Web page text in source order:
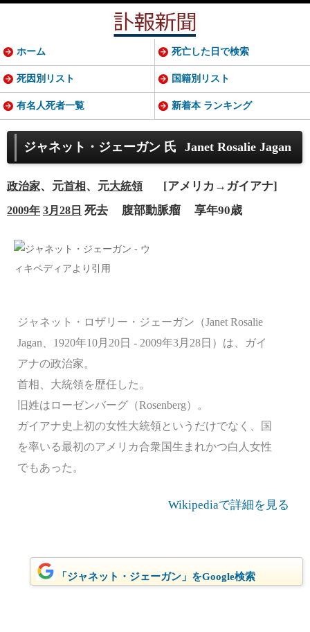
ジャネット・ジェーガン 氏 Janet Rosalie Jagan
政治家、元首相、元大統領 [アメリカ→ガイアナ]
2009年 3月28日 死去 腹部動脈瘤 享年90歳
ジャネット・ロザリー・ジェーガン（Janet Rosalie
Jagan、1920年10月20日 - 2009年3月28日）は、ガイ
アナの政治家。
首相、大統領を歴任した。
旧姓はローゼンバーグ（Rosenberg）。
ガイアナ史上初の女性大統領というだけでなく、国
を率いる最初のアメリカ合衆国生まれかつ白人女性
でもあった。
Wikipediaで詳細を見る
「ジャネット・ジェーガン」をGoogle検索
ホーム 死亡した日で検索
死因別リスト 国籍別リスト
有名人死者一覧 新着本 ランキング